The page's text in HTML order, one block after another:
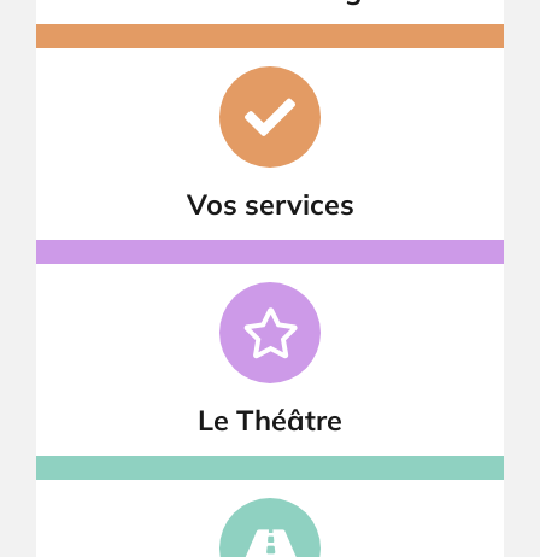
Vos services
Le Théâtre